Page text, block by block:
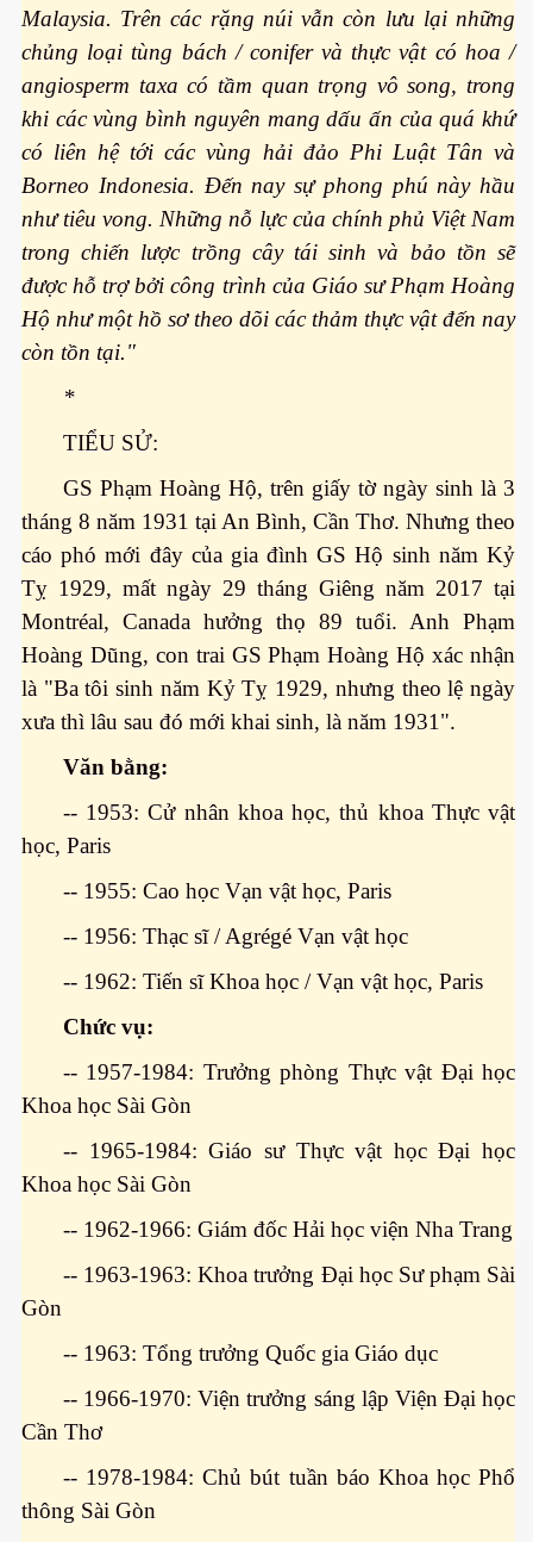
Malaysia. Trên các rặng núi vẫn còn lưu lại những
chủng loại tùng bách / conifer và thực vật có hoa /
angiosperm taxa có tầm quan trọng vô song, trong
khi các vùng bình nguyên mang dấu ấn của quá khứ
có liên hệ tới các vùng hải đảo Phi Luật Tân và
Borneo Indonesia. Đến nay sự phong phú này hầu
như tiêu vong. Những nỗ lực của chính phủ Việt Nam
trong chiến lược trồng cây tái sinh và bảo tồn sẽ
được hỗ trợ bởi công trình của Giáo sư Phạm Hoàng
Hộ như một hồ sơ theo dõi các thảm thực vật đến nay
còn tồn tại."
*
TIỂU SỬ:
GS Phạm Hoàng Hộ, trên giấy tờ ngày sinh là 3
tháng 8 năm 1931 tại An Bình, Cần Thơ. Nhưng theo
cáo phó mới đây của gia đình GS Hộ sinh năm Kỷ
Tỵ 1929, mất ngày 29 tháng Giêng năm 2017 tại
Montréal, Canada hưởng thọ 89 tuổi. Anh Phạm
Hoàng Dũng, con trai GS Phạm Hoàng Hộ xác nhận
là "Ba tôi sinh năm Kỷ Tỵ 1929, nhưng theo lệ ngày
xưa thì lâu sau đó mới khai sinh, là năm 1931".
Văn bằng:
-- 1953: Cử nhân khoa học, thủ khoa Thực vật
học, Paris
-- 1955: Cao học Vạn vật học, Paris
-- 1956: Thạc sĩ / Agrégé Vạn vật học
-- 1962: Tiến sĩ Khoa học / Vạn vật học, Paris
Chức vụ:
-- 1957-1984: Trưởng phòng Thực vật Đại học
Khoa học Sài Gòn
-- 1965-1984: Giáo sư Thực vật học Đại học
Khoa học Sài Gòn
-- 1962-1966: Giám đốc Hải học viện Nha Trang
-- 1963-1963: Khoa trưởng Đại học Sư phạm Sài
Gòn
-- 1963: Tổng trưởng Quốc gia Giáo dục
-- 1966-1970: Viện trưởng sáng lập Viện Đại học
Cần Thơ
-- 1978-1984: Chủ bút tuần báo Khoa học Phổ
thông Sài Gòn
và ĐBCL
... P2